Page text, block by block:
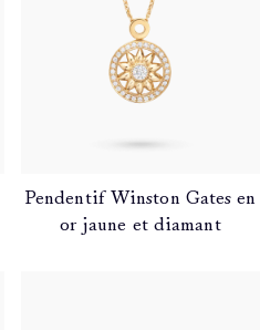
Pendentif Winston Gates en
or jaune et diamant